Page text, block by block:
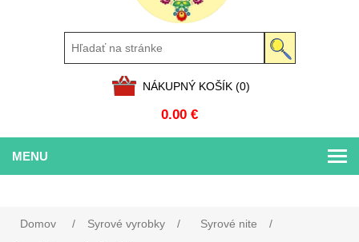
NÁKUPNÝ KOŠÍK (0)
0.00 €
MENU
Domov / Syrové vyrobky / Syrové nite
/